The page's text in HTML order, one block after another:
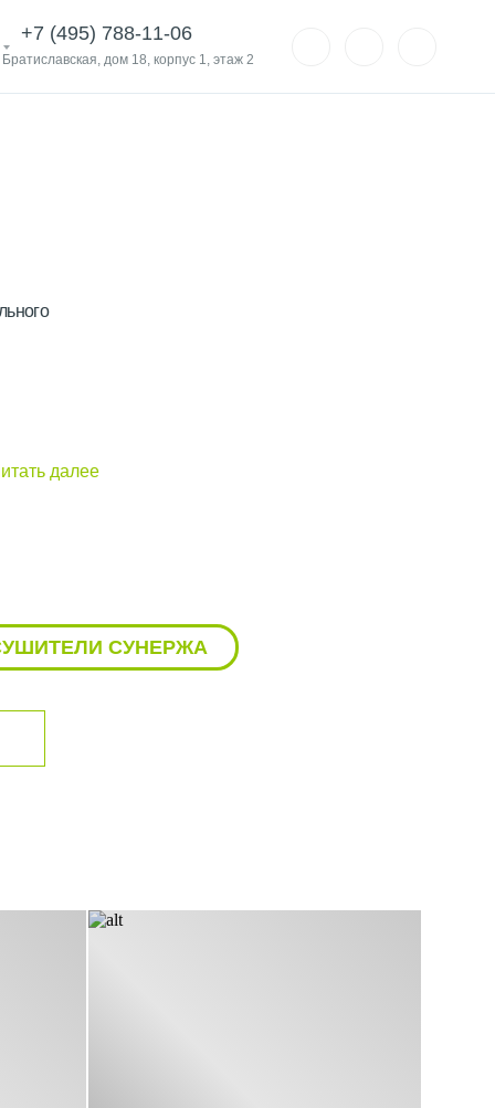
+7 (495) 788-11-06
Братиславская, дом 18, корпус 1, этаж 2
далее
СУНЕРЖА
СУНЕРЖА
СУНЕРЖА